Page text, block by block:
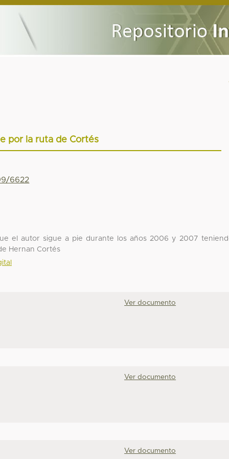
por la ruta de Cortés
6622
el autor sigue a pie durante los años 2006 y 2007
Hernan Cortés
Ver documento
Ver documento
Ver documento